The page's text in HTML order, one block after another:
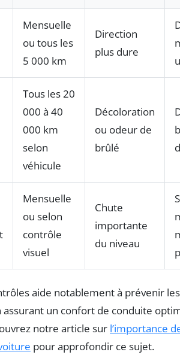
Mensuelle
ou tous les
5 000 km
Direction
plus dure
Tous les 20
000 à 40
000 km
selon
véhicule
Décoloration
ou odeur de
brûlé
Mensuelle
ou selon
contrôle
visuel
Chute
importante
du niveau
aide notablement à prévenir
un confort de conduite
notre article sur l’importance
pour approfondir ce sujet.